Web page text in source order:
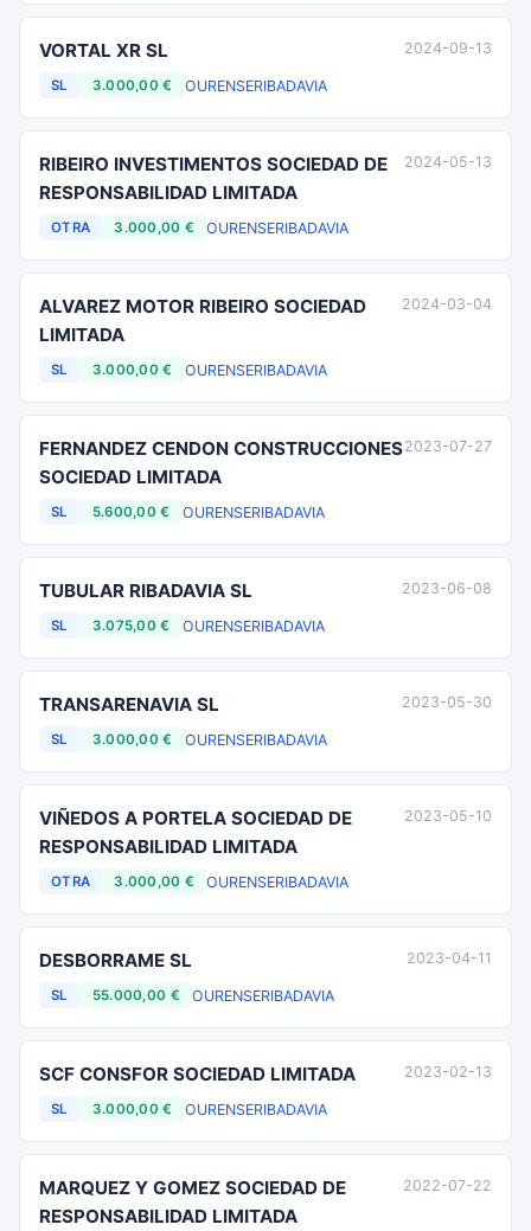
VORTAL XR SL
SL 3.000,00 € OURENSERIBADAVIA
2024-09-13
RIBEIRO INVESTIMENTOS SOCIEDAD DE
RESPONSABILIDAD LIMITADA
OTRA 3.000,00 € OURENSERIBADAVIA
2024-05-13
ALVAREZ MOTOR RIBEIRO SOCIEDAD
LIMITADA
SL 3.000,00 € OURENSERIBADAVIA
2024-03-04
FERNANDEZ CENDON CONSTRUCCIONES
SOCIEDAD LIMITADA
SL 5.600,00 € OURENSERIBADAVIA
2023-07-27
TUBULAR RIBADAVIA SL
SL 3.075,00 € OURENSERIBADAVIA
2023-06-08
TRANSARENAVIA SL
SL 3.000,00 € OURENSERIBADAVIA
2023-05-30
VIÑEDOS A PORTELA SOCIEDAD DE
RESPONSABILIDAD LIMITADA
OTRA 3.000,00 € OURENSERIBADAVIA
2023-05-10
DESBORRAME SL
SL 55.000,00 € OURENSERIBADAVIA
2023-04-11
SCF CONSFOR SOCIEDAD LIMITADA
SL 3.000,00 € OURENSERIBADAVIA
2023-02-13
MARQUEZ Y GOMEZ SOCIEDAD DE
RESPONSABILIDAD LIMITADA
2022-07-22